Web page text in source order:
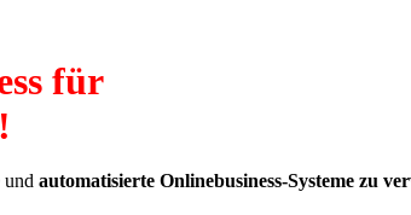
für
und automatisierte Onlinebusiness-Systeme zu